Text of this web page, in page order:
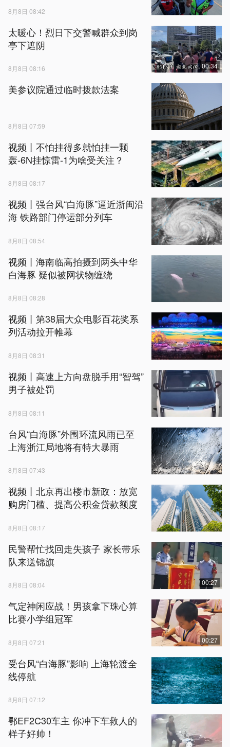
8月8日 08:42
太暖心！烈日下交警喊群众到岗
亭下遮阴
8月8日 08:16 00:34
美参议院通过临时拨款法案
8月8日 07:59
视频丨不怕挂得多就怕挂一颗
轰-6N挂惊雷-1为啥受关注？
8月8日 08:17
视频丨强台风“白海豚”逼近浙闽沿
海 铁路部门停运部分列车
8月8日 08:54
视频丨海南临高拍摄到两头中华
白海豚 疑似被网状物缠绕
8月8日 08:28
视频丨第38届大众电影百花奖系
列活动拉开帷幕
8月8日 08:31
视频丨高速上方向盘脱手用“智驾”
男子被处罚
8月8日 08:11
台风“白海豚”外围环流风雨已至
上海浙江局地将有特大暴雨
8月8日 07:43
视频丨北京再出楼市新政：放宽
购房门槛、提高公积金贷款额度
8月8日 08:17
民警帮忙找回走失孩子 家长带乐
队来送锦旗
8月8日 08:04 00:27
气定神闲应战！男孩拿下珠心算
比赛小学组冠军
8月8日 07:21 00:27
受台风“白海豚”影响 上海轮渡全
线停航
8月8日 07:12
鄂EF2C30车主 你冲下车救人的
样子好帅！